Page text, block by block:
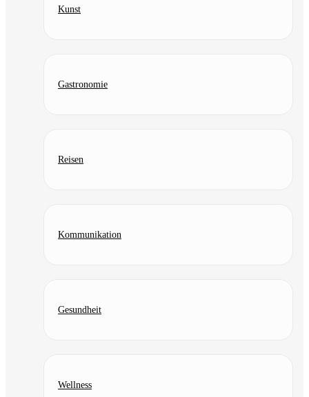
Kunst
Gastronomie
Reisen
Kommunikation
Gesundheit
Wellness